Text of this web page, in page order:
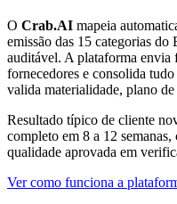
O Crab.AI mapeia
emissão das 15 categorias
auditável. A plataforma envia
fornecedores e consolida
valida materialidade, plano
Resultado típico de cliente
completo em 8 a 12
qualidade aprovada em
Ver como funciona a